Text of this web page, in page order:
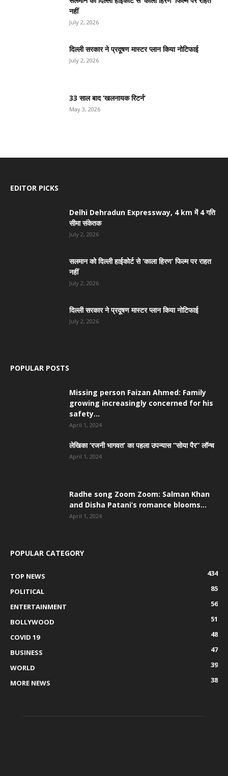
नहीं
July 2, 2026
दिल्ली सरकार ने प्रदूषण मास्टर प्लान किया नोटिफाई
July 2, 2026
33 साल बाद ‘खलनायक रिटर्न’
May 3, 2026
EDITOR PICKS
Delhi Dehradun Expressway, 4 km में 4 गति
सीमा संकेतक
July 2, 2026
सलमान को दिल्ली हाईकोर्ट से ‘काला हिरण’ फिल्म पर राहत
नहीं
July 2, 2026
दिल्ली सरकार ने प्रदूषण मास्टर प्लान किया नोटिफाई
July 2, 2026
POPULAR POSTS
Missing person Faizan Ahmed: Family
growing increasingly concerned for his
safety...
April 1, 2024
लेखिका ‘रजनी भागवत’ का पहला उपन्यास “सोया पैर” लॉन्च
April 1, 2024
Radhe song Zoom Zoom: Salman Khan
and Disha Patani’s romance blooms...
April 1, 2024
POPULAR CATEGORY
TOP NEWS
434
POLITICAL
85
ENTERTAINMENT
56
BOLLYWOOD
51
COVID 19
48
BUSINESS
47
WORLD
39
MORE NEWS
38